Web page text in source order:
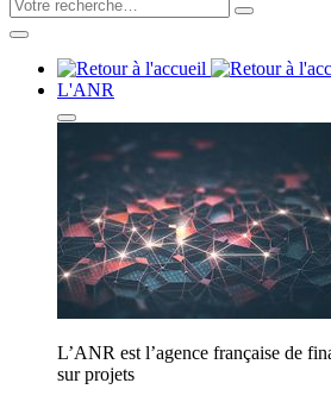
L'ANR
L’ANR est l’agence française de
sur projets